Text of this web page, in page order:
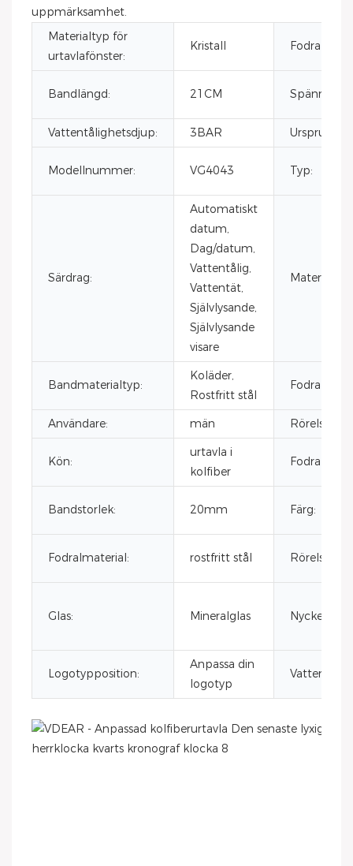
uppmärksamhet.
Materialtyp för
urtavlafönster:
Kristall Fodralform:
Bandlängd: 21CM Spännetyp:
Vattentålighetsdjup: 3BAR
Modellnummer: VG4043 Typ:
Särdrag:
Automatiskt
datum,
Dag/datum,
Vattentålig,
Vattentät,
Självlysande,
Självlysande
visare
Material:
Bandmaterialtyp:
Koläder,
Rostfritt stål
Användare: män
Kön:
urtavla i
kolfiber
Bandstorlek: 20mm Färg:
Fodralmaterial: rostfritt stål Rörelse:
Glas: Mineralglas Nyckelord:
Logotypposition:
Anpassa din
logotyp
Vattentät: